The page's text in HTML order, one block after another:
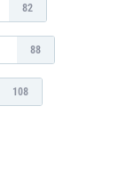
82
88
108